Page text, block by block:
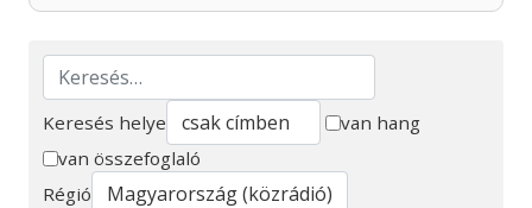
Keresés
Keresés helye
van hang
van összefoglaló
Régió